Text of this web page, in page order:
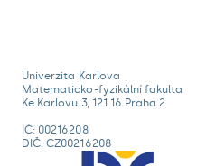
Univerzita Karlova
Matematicko-fyzikální fakulta
Ke Karlovu 3, 121 16 Praha 2
IČ: 00216208
DIČ: CZ00216208